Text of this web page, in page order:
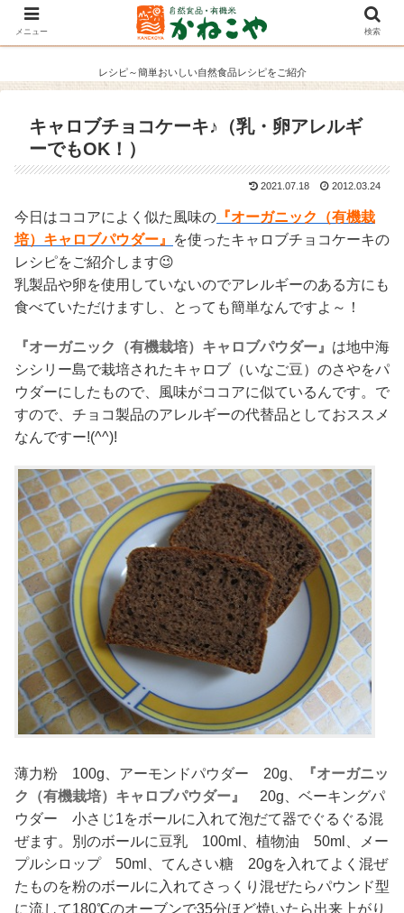
レシピ～簡単おいしい自然食品レシピをご紹介
キャロブチョコケーキ♪（乳・卵アレルギ
ーでもOK！）
2021.07.18 2012.03.24
今日はココアによく似た風味の 『オーガニック（有機栽
培）キャロブパウダー』
を使ったキャロブチョコケーキの
レシピをご紹介します😉
乳製品や卵を使用していないのでアレルギーのある方にも
食べていただけますし、とっても簡単なんですよ～！
『オーガニック（有機栽培）キャロブパウダー』 は地中海
シシリー島で栽培されたキャロブ（いなご豆）のさやをパ
ウダーにしたもので、風味がココアに似ているんです。で
すので、チョコ製品のアレルギーの代替品としておススメ
なんですー!(^^)!
薄力粉 100g、アーモンドパウダー 20g、
『オーガニッ
ク（有機栽培）キャロブパウダー』
20g、ベーキングパ
ウダー 小さじ1をボールに入れて泡だて器でぐるぐる混
ぜます。別のボールに豆乳 100ml、植物油 50ml、メー
プルシロップ 50ml、てんさい糖 20gを入れてよく混ぜ
たものを粉のボールに入れてさっくり混ぜたらパウンド型
に流して180℃のオーブンで35分ほど焼いたら出来上がり
メニュー 検索